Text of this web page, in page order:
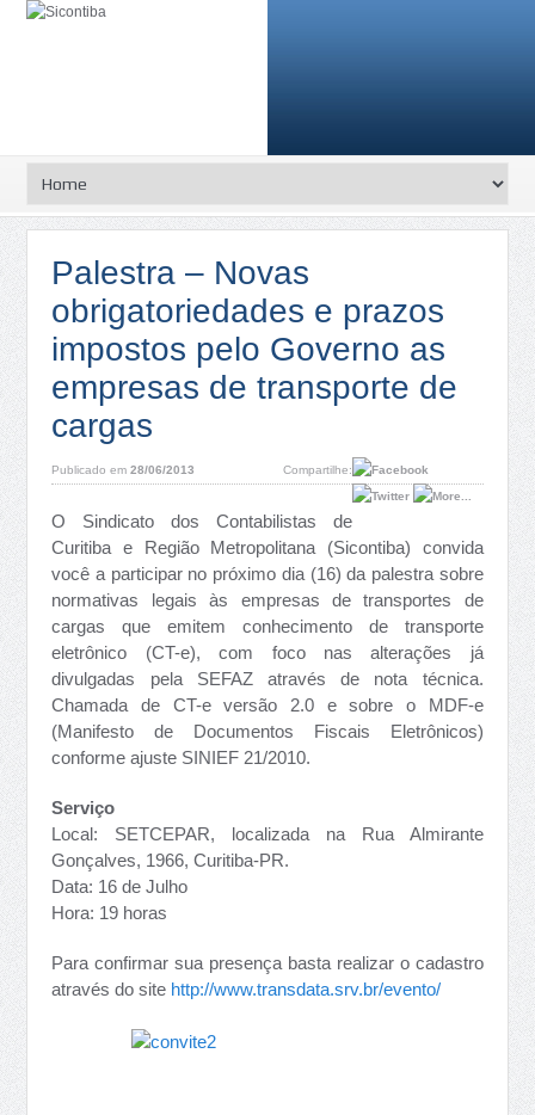
Palestra – Novas
obrigatoriedades e prazos
impostos pelo Governo as
empresas de transporte de
cargas
Publicado em28/06/2013 Compartilhe:
O Sindicato dos Contabilistas de
Curitiba e Região Metropolitana (Sicontiba) convida
você a participar no próximo dia (16) da palestra sobre
normativas legais às empresas de transportes de
cargas que emitem conhecimento de transporte
eletrônico (CT-e), com foco nas alterações já
divulgadas pela SEFAZ através de nota técnica.
Chamada de CT-e versão 2.0 e sobre o MDF-e
(Manifesto de Documentos Fiscais Eletrônicos)
conforme ajuste SINIEF 21/2010.
Serviço
Local: SETCEPAR, localizada na Rua Almirante
Gonçalves, 1966, Curitiba-PR.
Data: 16 de Julho
Hora: 19 horas
Para confirmar sua presença basta realizar o cadastro
através do site http://www.transdata.srv.br/evento/